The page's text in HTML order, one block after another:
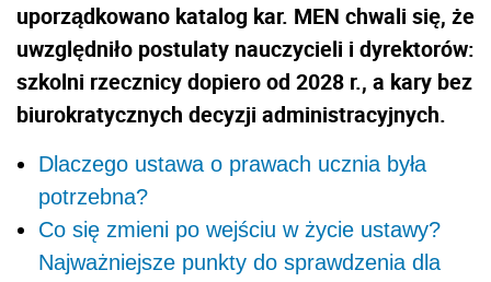
uporządkowano katalog kar. MEN chwali się, że
uwzględniło postulaty nauczycieli i dyrektorów:
szkolni rzecznicy dopiero od 2028 r., a kary bez
biurokratycznych decyzji administracyjnych.
Dlaczego ustawa o prawach ucznia była
potrzebna?
Co się zmieni po wejściu w życie ustawy?
Najważniejsze punkty do sprawdzenia dla